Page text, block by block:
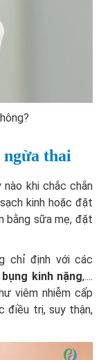
thai
khi chắc chắn
kinh hoặc đặt
bằng sữa mẹ, đặt
chỉ định với các
kinh nặng,....
viêm nhiễm cấp
điều trị, suy thận,